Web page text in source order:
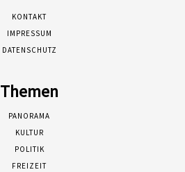
KONTAKT
IMPRESSUM
DATENSCHUTZ
Themen
PANORAMA
KULTUR
POLITIK
FREIZEIT